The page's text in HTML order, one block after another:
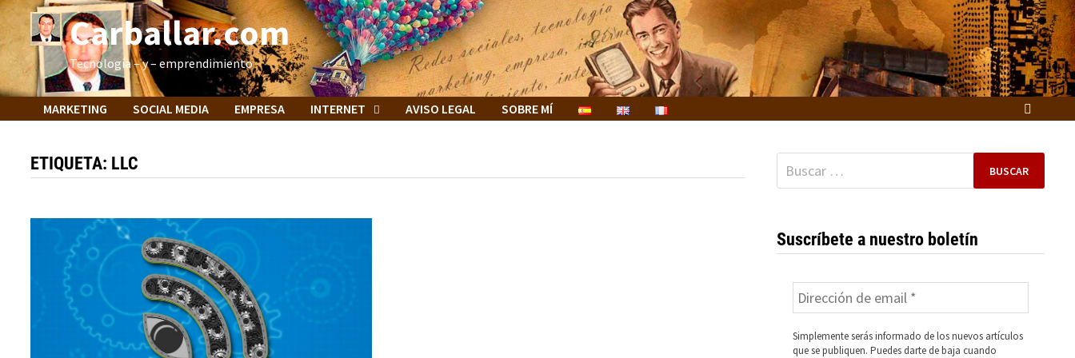
Saltar
contenido Carballar.com
Tecnología – y – emprendimiento
MARKETING SOCIAL MEDIA EMPRESA INTERNET AVISO LEGAL SOBRE MÍ
ETIQUETA: LLC Buscar:
Suscríbete a nuestro boletín
Simplemente serás informado de los nuevos artículos
que se publiquen. Puedes darte de baja cuando